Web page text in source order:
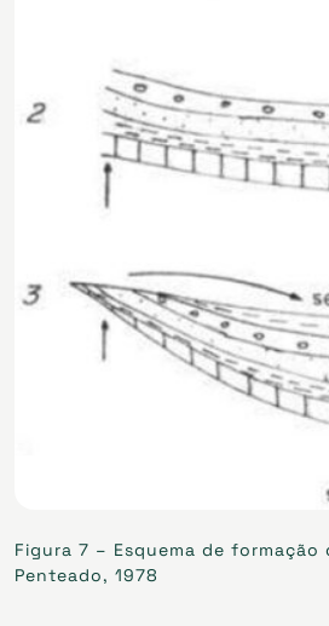
Figura 7 – Esquema de
Penteado, 1978